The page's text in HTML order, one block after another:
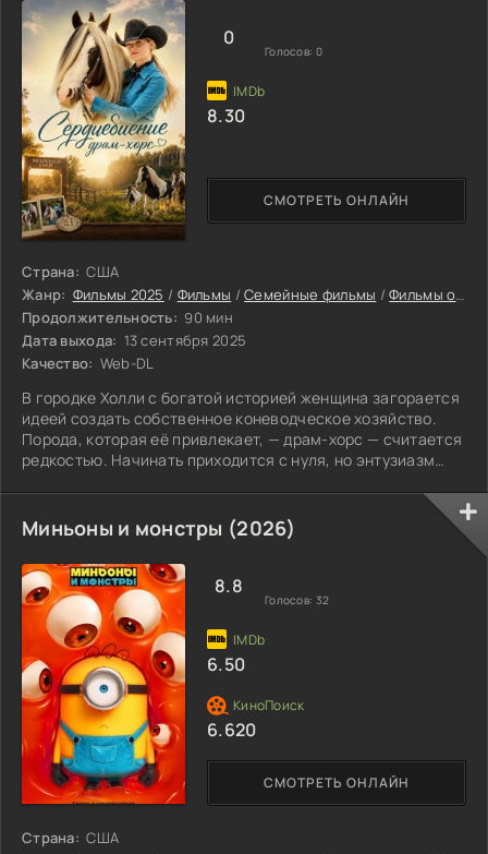
Страна: США
Жанр: Фильмы 2025 / Фильмы /Семейные фильмы /Фильмы онлайн
Продолжительность: 90 мин
Дата выхода: 13 сентября 2025
Качество: Web-DL
В городке Холли с богатой историей женщина загорается
идеей создать собственное коневодческое хозяйство.
Порода, которая её привлекает, — драм-хорс — считается
редкостью. Начинать приходится с нуля, но энтузиазм
жеребца. Именно с него берёт начало ферма «Брэдфилд
Фармс». Шаг за шагом женщина обустраивает дело,
вкладывая в него материальные средства и душевные
силы. Конь по кличке Би-Эйч Спектакьюлар оказывается
настоящей находкой. Его таланты
СМОТРЕТЬ ОНЛАЙН
0
Голосов: 0
8.30
Миньоны и монстры (2026)
Страна: США
СМОТРЕТЬ ОНЛАЙН
8.8
Голосов: 32
6.50
6.620